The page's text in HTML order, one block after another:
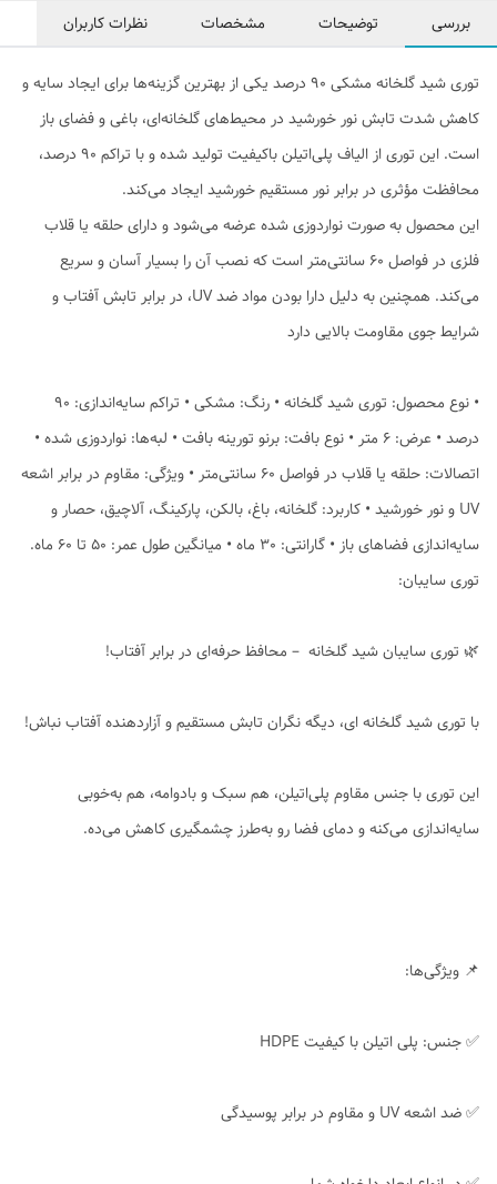
بررسی توضیحات مشخصات نظرات کاربران
توری شید گلخانه مشکی 90 درصد یکی از بهترین گزینه‌ها برای ایجاد سایه و
کاهش شدت تابش نور خورشید در محیط‌های گلخانه‌ای، باغی و فضای باز
است. این توری از الیاف پلی‌اتیلن باکیفیت تولید شده و با تراکم 90 درصد،
محافظت مؤثری در برابر نور مستقیم خورشید ایجاد می‌کند.
این محصول به صورت نواردوزی شده عرضه می‌شود و دارای حلقه یا قلاب
فلزی در فواصل 60 سانتی‌متر است که نصب آن را بسیار آسان و سریع
می‌کند. همچنین به دلیل دارا بودن مواد ضد UV، در برابر تابش آفتاب و
شرایط جوی مقاومت بالایی دارد
• نوع محصول: توری شید گلخانه • رنگ: مشکی • تراکم سایه‌اندازی: 90
درصد • عرض: ۶ متر • نوع بافت: برنو تورینه بافت • لبه‌ها: نواردوزی شده •
اتصالات: حلقه یا قلاب در فواصل 60 سانتی‌متر • ویژگی: مقاوم در برابر اشعه
UV و نور خورشید • کاربرد: گلخانه، باغ، بالکن، پارکینگ، آلاچیق، حصار و
سایه‌اندازی فضاهای باز • گارانتی: 30 ماه • میانگین طول عمر: 50 تا 60 ماه.
توری سایبان:
🌿 توری سایبان شید گلخانه – محافظ حرفه‌ای در برابر آفتاب!
با توری شید گلخانه ای، دیگه نگران تابش مستقیم و آزاردهنده آفتاب نباش!
این توری با جنس مقاوم پلی‌اتیلن، هم سبک و بادوامه، هم به‌خوبی
سایه‌اندازی می‌کنه و دمای فضا رو به‌طرز چشمگیری کاهش می‌ده.
📌 ویژگی‌ها:
✅ جنس: پلی اتیلن با کیفیت HDPE
✅ ضد اشعه UV و مقاوم در برابر پوسیدگی